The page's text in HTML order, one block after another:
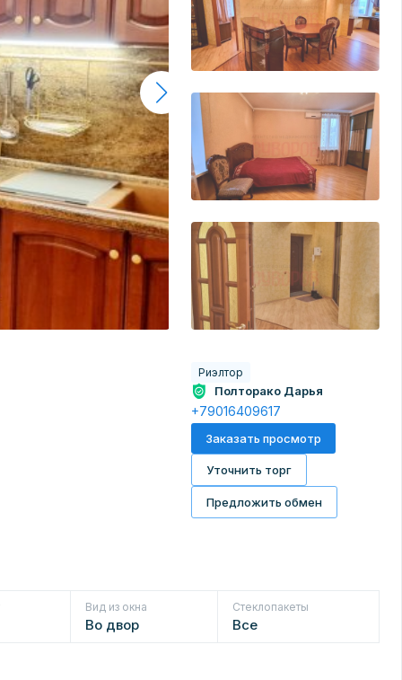
Риэлтор
Полторако Дарья
+79016409617
Заказать просмотр
Уточнить торг
Предложить обмен
Вид из окна
Во двор
Стеклопакеты
Все